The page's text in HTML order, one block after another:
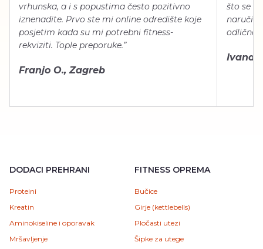
vrhunska, a i s popustima često pozitivno
iznenadite. Prvo ste mi online odredište koje
posjetim kada su mi potrebni fitness-
rekviziti. Tople preporuke.”
Franjo O., Zagreb
što se
naručiti,
odlično
Ivana
DODACI PREHRANI
Proteini
Kreatin
Aminokiseline i oporavak
Mršavljenje
FITNESS OPREMA
Bučice
Girje (kettlebells)
Pločasti utezi
Šipke za utege